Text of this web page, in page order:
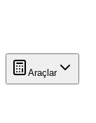
Araçlar